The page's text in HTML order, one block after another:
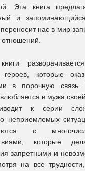
Эта книга
и
нас в мир
героев, которые
в порочную связь.
в мужа
к серии
неприемлемых
с
которые
запретными и
на все